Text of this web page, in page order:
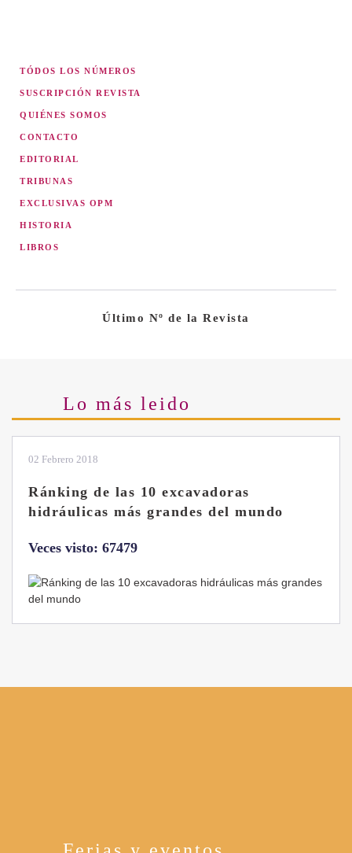
TÓDOS LOS NÚMEROS
SUSCRIPCIÓN REVISTA
QUIÉNES SOMOS
CONTACTO
EDITORIAL
TRIBUNAS
EXCLUSIVAS OPM
HISTORIA
LIBROS
Último Nº de la Revista
Lo más leido
02 Febrero 2018
Ránking de las 10 excavadoras
hidráulicas más grandes del mundo
Veces visto: 67479